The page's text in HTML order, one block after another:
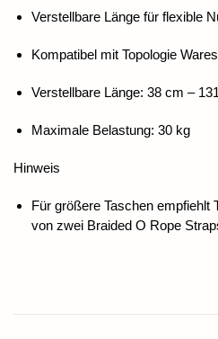
Verstellbare Länge für flexible
Kompatibel mit Topologie
Verstellbare Länge: 38 cm –
Maximale Belastung: 30 kg
Hinweis
Für größere Taschen empfiehlt
von zwei Braided O Rope